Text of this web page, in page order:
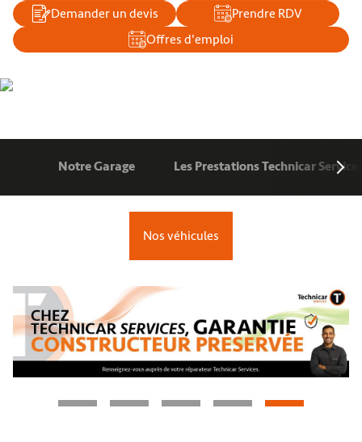
Demander un devis
Prendre RDV
Offres d'emploi
Notre Garage Les Prestations Technicar
Nos véhicules